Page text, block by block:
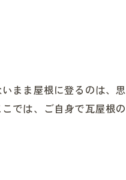
まま屋根に登るのは、思
では、ご自身で瓦屋根の